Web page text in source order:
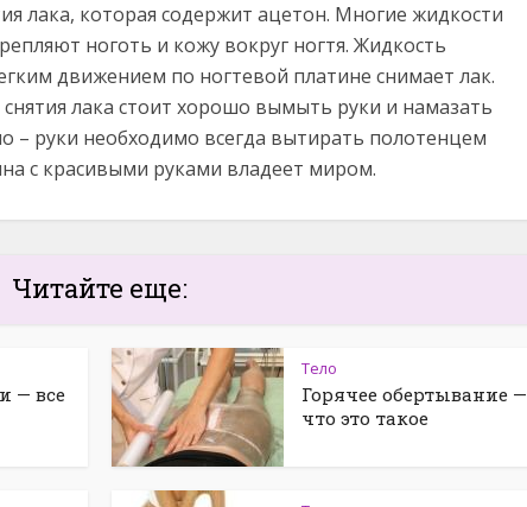
лака, которая содержит ацетон. Многие жидкости
ноготь и кожу вокруг ногтя. Жидкость
движением по ногтевой платине снимает лак.
лака стоит хорошо вымыть руки и намазать
– руки необходимо всегда вытирать полотенцем
с красивыми руками владеет миром.
Читайте еще:
— все
Тело
Горячее обертывание —
что это такое